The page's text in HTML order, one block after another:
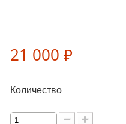
21 000 ₽
Количество